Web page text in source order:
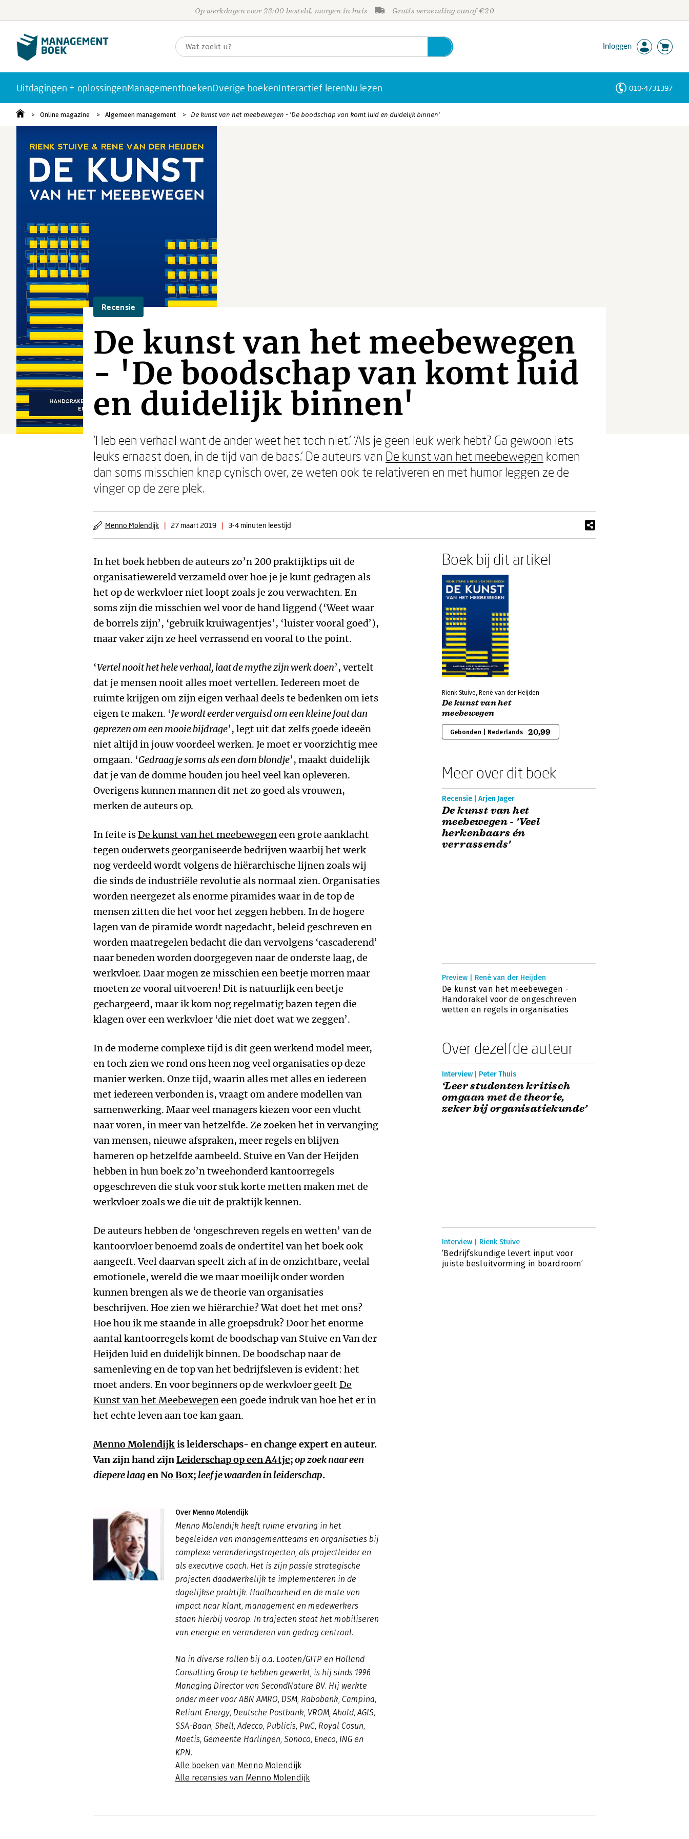
Op werkdagen voor 23:00 besteld, morgen in huis Gratis verzending vanaf €20
Inloggen
Uitdagingen + oplossingenManagementboekenOverige boekenInteractief lerenNu lezen 010-4731397
Online magazine Algemeen management De kunst van het meebewegen - 'De boodschap van komt luid en duidelijk binnen'
Recensie
De kunst van het meebewegen
- 'De boodschap van komt luid
en duidelijk binnen'
‘Heb een verhaal want de ander weet het toch niet.’ ‘Als je geen leuk werk hebt? Ga gewoon iets
leuks ernaast doen, in de tijd van de baas.’ De auteurs van De kunst van het meebewegen komen
dan soms misschien knap cynisch over, ze weten ook te relativeren en met humor leggen ze de
vinger op de zere plek.
Menno Molendijk | 27 maart 2019 | 3-4 minuten leestijd
In het boek hebben de auteurs zo’n 200 praktijktips uit de
organisatiewereld verzameld over hoe je je kunt gedragen als
het op de werkvloer niet loopt zoals je zou verwachten. En
soms zijn die misschien wel voor de hand liggend (‘Weet waar
de borrels zijn’, ‘gebruik kruiwagentjes’, ‘luister vooral goed’),
maar vaker zijn ze heel verrassend en vooral to the point.
‘Vertel nooit het hele verhaal, laat de mythe zijn werk doen’, vertelt
dat je mensen nooit alles moet vertellen. Iedereen moet de
ruimte krijgen om zijn eigen verhaal deels te bedenken om iets
eigen te maken. ‘Je wordt eerder verguisd om een kleine fout dan
geprezen om een mooie bijdrage’, legt uit dat zelfs goede ideeën
niet altijd in jouw voordeel werken. Je moet er voorzichtig mee
omgaan. ‘Gedraag je soms als een dom blondje’, maakt duidelijk
dat je van de domme houden jou heel veel kan opleveren.
Overigens kunnen mannen dit net zo goed als vrouwen,
merken de auteurs op.
In feite isDe kunst van het meebewegeneen grote aanklacht
tegen ouderwets georganiseerde bedrijven waarbij het werk
nog verdeeld wordt volgens de hiërarchische lijnen zoals wij
die sinds de industriële revolutie als normaal zien. Organisaties
worden neergezet als enorme piramides waar in de top de
mensen zitten die het voor het zeggen hebben. In de hogere
lagen van de piramide wordt nagedacht, beleid geschreven en
worden maatregelen bedacht die dan vervolgens ‘cascaderend’
naar beneden worden doorgegeven naar de onderste laag, de
werkvloer. Daar mogen ze misschien een beetje morren maar
moeten ze vooral uitvoeren! Dit is natuurlijk een beetje
gechargeerd, maar ik kom nog regelmatig bazen tegen die
klagen over een werkvloer ‘die niet doet wat we zeggen’.
In de moderne complexe tijd is dit geen werkend model meer,
en toch zien we rond ons heen nog veel organisaties op deze
manier werken. Onze tijd, waarin alles met alles en iedereen
met iedereen verbonden is, vraagt om andere modellen van
samenwerking. Maar veel managers kiezen voor een vlucht
naar voren, in meer van hetzelfde. Ze zoeken het in vervanging
van mensen, nieuwe afspraken, meer regels en blijven
hameren op hetzelfde aambeeld. Stuive en Van der Heijden
hebben in hun boek zo’n tweehonderd kantoorregels
opgeschreven die stuk voor stuk korte metten maken met de
werkvloer zoals we die uit de praktijk kennen.
De auteurs hebben de ‘ongeschreven regels en wetten’ van de
kantoorvloer benoemd zoals de ondertitel van het boek ook
aangeeft. Veel daarvan speelt zich af in de onzichtbare, veelal
emotionele, wereld die we maar moeilijk onder worden
kunnen brengen als we de theorie van organisaties
beschrijven. Hoe zien we hiërarchie? Wat doet het met ons?
Hoe hou ik me staande in alle groepsdruk? Door het enorme
aantal kantoorregels komt de boodschap van Stuive en Van der
Heijden luid en duidelijk binnen. De boodschap naar de
samenleving en de top van het bedrijfsleven is evident: het
moet anders. En voor beginners op de werkvloer geeft De
Kunst van het Meebewegeneen goede indruk van hoe het er in
het echte leven aan toe kan gaan.
Menno Molendijkis leiderschaps- en change expert en auteur.
Van zijn hand zijnLeiderschap op een A4tje;op zoek naar een
diepere laagenNo Box;leef je waarden in leiderschap.
Over Menno Molendijk
Menno Molendijk heeft ruime ervaring in het
begeleiden van managementteams en organisaties bij
complexe veranderingstrajecten, als projectleider en
als executive coach. Het is zijn passie strategische
projecten daadwerkelijk te implementeren in de
dagelijkse praktijk. Haalbaarheid en de mate van
impact naar klant, management en medewerkers
staan hierbij voorop. In trajecten staat het mobiliseren
van energie en veranderen van gedrag centraal.
Na in diverse rollen bij o.a. Looten/GITP en Holland
Consulting Group te hebben gewerkt, is hij sinds 1996
Managing Director van SecondNature BV. Hij werkte
onder meer voor ABN AMRO, DSM, Rabobank, Campina,
Reliant Energy, Deutsche Postbank, VROM, Ahold, AGIS,
SSA-Baan, Shell, Adecco, Publicis, PwC, Royal Cosun,
Maetis, Gemeente Harlingen, Sonoco, Eneco, ING en
KPN.
Alle boeken van Menno Molendijk
Alle recensies van Menno Molendijk
Boek bij dit artikel
Rienk Stuive, René van der Heijden
De kunst van het
meebewegen
Gebonden | Nederlands 20,99
Meer over dit boek
Recensie | Arjen Jager
De kunst van het
meebewegen - 'Veel
herkenbaars én
verrassends'
Preview | René van der Heijden
De kunst van het meebewegen -
Handorakel voor de ongeschreven
wetten en regels in organisaties
Over dezelfde auteur
Interview | Peter Thuis
‘Leer studenten kritisch
omgaan met de theorie,
zeker bij organisatiekunde’
Interview | Rienk Stuive
‘Bedrijfskundige levert input voor
juiste besluitvorming in boardroom’
Personen